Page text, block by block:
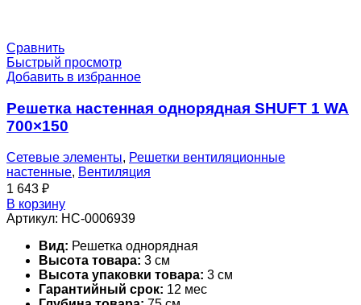
Сравнить
Быстрый просмотр
Добавить в избранное
Решетка настенная однорядная SHUFT 1 WA
700×150
Сетевые элементы, Решетки вентиляционные
настенные, Вентиляция
1 643 ₽
В корзину
Артикул: НС-0006939
Вид: Решетка однорядная
Высота товара: 3 см
Высота упаковки товара: 3 см
Гарантийный срок: 12 мес